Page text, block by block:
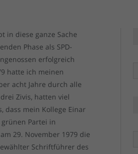
in diese ganze Sache
Phase als SPD-
erfolgreich
hatte ich meinen
acht Jahre durch alle
Zivis, hatten viel
dass mein Kollege Einar
Partei in
29. November 1979 die
Schriftführer des